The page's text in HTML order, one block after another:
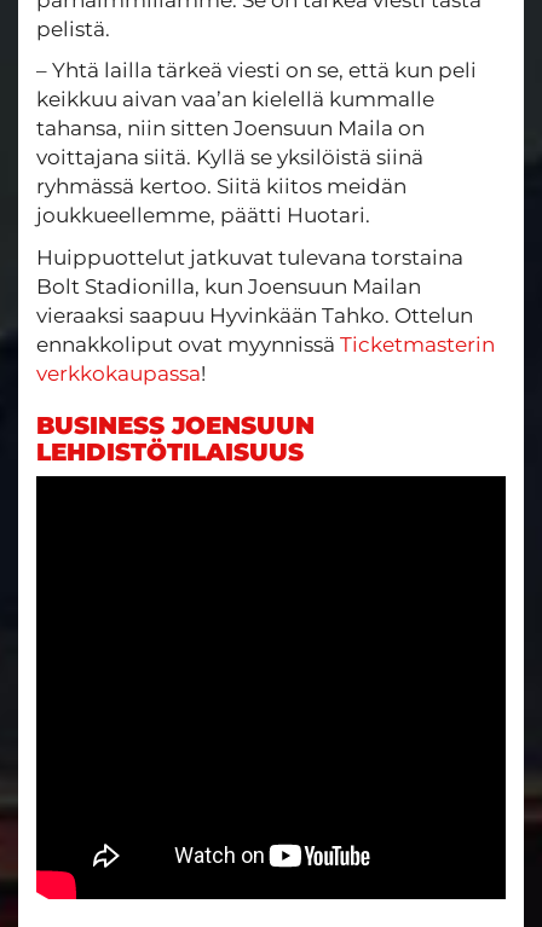
pelistä.
– Yhtä lailla tärkeä viesti on se, että kun peli
keikkuu aivan vaa’an kielellä kummalle
tahansa, niin sitten Joensuun Maila on
voittajana siitä. Kyllä se yksilöistä siinä
ryhmässä kertoo. Siitä kiitos meidän
joukkueellemme, päätti Huotari.
Huippuottelut jatkuvat tulevana torstaina
Bolt Stadionilla, kun Joensuun Mailan
vieraaksi saapuu Hyvinkään Tahko. Ottelun
ennakkoliput ovat myynnissä Ticketmasterin
verkkokaupassa!
BUSINESS JOENSUUN
LEHDISTÖTILAISUUS